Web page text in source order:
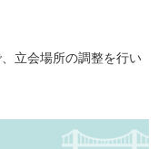
立会場所の調整を行い